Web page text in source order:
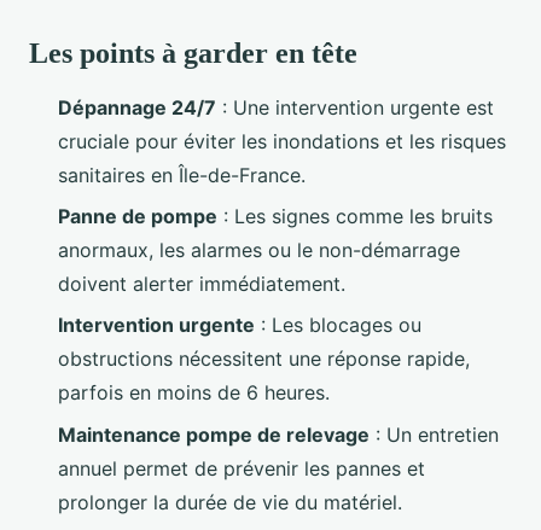
Les points à garder en tête
Dépannage 24/7 : Une intervention urgente est
cruciale pour éviter les inondations et les risques
sanitaires en Île-de-France.
Panne de pompe : Les signes comme les bruits
anormaux, les alarmes ou le non-démarrage
doivent alerter immédiatement.
Intervention urgente : Les blocages ou
obstructions nécessitent une réponse rapide,
parfois en moins de 6 heures.
Maintenance pompe de relevage : Un entretien
annuel permet de prévenir les pannes et
prolonger la durée de vie du matériel.